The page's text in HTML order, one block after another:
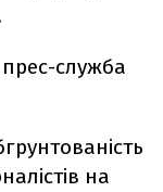
служба
на